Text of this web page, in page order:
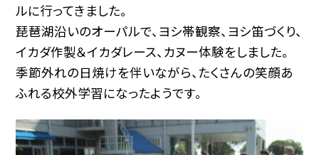
ルに行ってきました。
琵琶湖沿いのオーパルで、ヨシ帯観察、ヨシ笛づくり、
イカダ作製＆イカダレース、カヌー体験をしました。
季節外れの日焼けを伴いながら、たくさんの笑顔あ
ふれる校外学習になったようです。